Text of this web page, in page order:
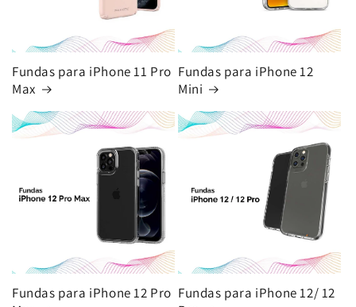
Fundas para iPhone 11 Pro
Max
Fundas para iPhone 12
Mini
Fundas para iPhone 12 Pro Fundas para iPhone 12/ 12